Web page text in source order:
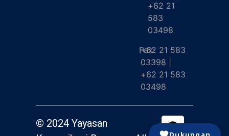
+62 21
583
03498
Fax:
+62 21 583
03398 |
+62 21 583
03498
© 2024 Yayasan